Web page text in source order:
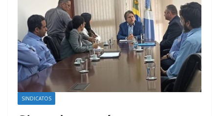
SINDICATOS